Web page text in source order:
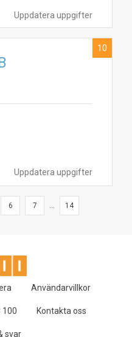
Uppdatera uppgifter
Uppdatera uppgifter
10
6 7 ... 14
Användarvillkor
100 Kontakta oss
svar